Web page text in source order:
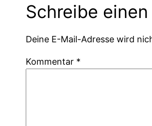
Schreibe
Deine E-Mail-Adresse wird
Kommentar *